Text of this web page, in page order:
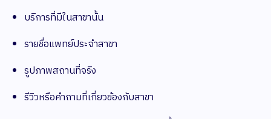
บริการที่มีในสาขานั้น
รายชื่อแพทย์ประจำสาขา
รูปภาพสถานที่จริง
รีวิวหรือคำถามที่เกี่ยวข้องกับสาขา